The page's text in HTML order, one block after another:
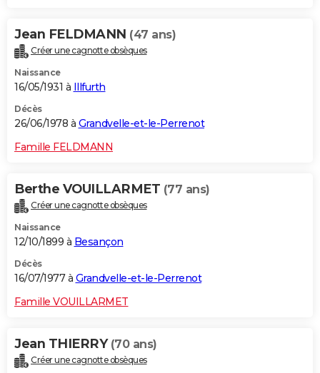
Jean FELDMANN (47 ans)
Créer une cagnotte obsèques
Naissance
16/05/1931 à Illfurth
Décès
26/06/1978 à Grandvelle-et-le-Perrenot
Famille FELDMANN
Berthe VOUILLARMET (77 ans)
Créer une cagnotte obsèques
Naissance
12/10/1899 à Besançon
Décès
16/07/1977 à Grandvelle-et-le-Perrenot
Famille VOUILLARMET
Jean THIERRY (70 ans)
Créer une cagnotte obsèques